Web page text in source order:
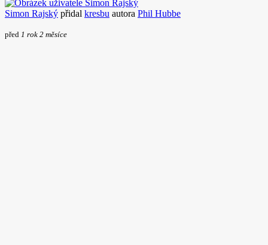
Simon Rajský přidal kresbu autora Phil Hubbe
před 1 rok 2 měsíce